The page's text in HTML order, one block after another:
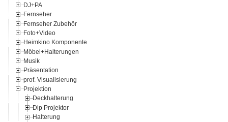
DJ+PA
Fernseher
Fernseher Zubehör
Foto+Video
Heimkino Komponente
Möbel+Halterungen
Musik
Präsentation
prof. Visualisierung
Projektion
Deckhalterung
Dlp Projektor
Halterung